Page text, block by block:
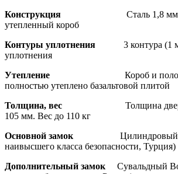
Конструкция Сталь 1,8
утепленный короб
Контуры уплотнения 3 контура (1
уплотнения
Утепление Короб и
полностью утеплено базальтовой плитой
Толщина, вес Толщина
105 мм. Вес до 110 кг
Основной замок
наивысшего класса безопасности, Турция)
Дополнительный замок Сувальдный